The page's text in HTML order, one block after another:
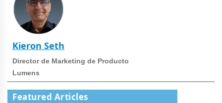
Kieron Seth
Director de Marketing de Producto
Lumens
Featured Articles